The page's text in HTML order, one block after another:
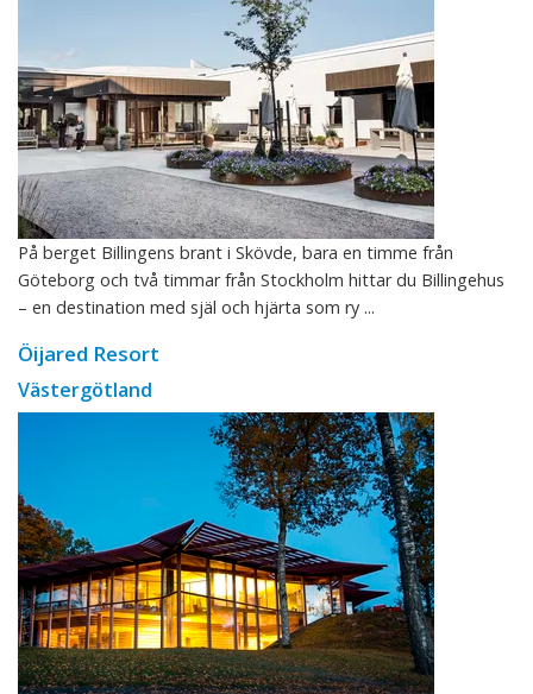
På berget Billingens brant i Skövde, bara en timme från
Göteborg och två timmar från Stockholm hittar du Billingehus
– en destination med själ och hjärta som ry ...
Öijared Resort
Västergötland